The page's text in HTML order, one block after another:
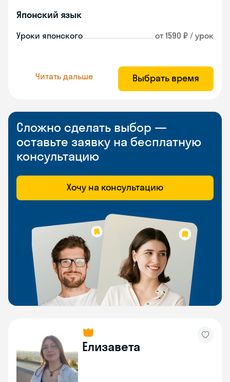
Японский язык
Уроки японского от 1590 ₽ / урок
Читать дальше Выбрать время
Сложно сделать выбор —
оставьте заявку на бесплатную
консультацию
Хочу на консультацию
Елизавета